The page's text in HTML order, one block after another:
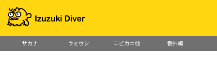
サカナ ウミウシ エビカニ他 番外編